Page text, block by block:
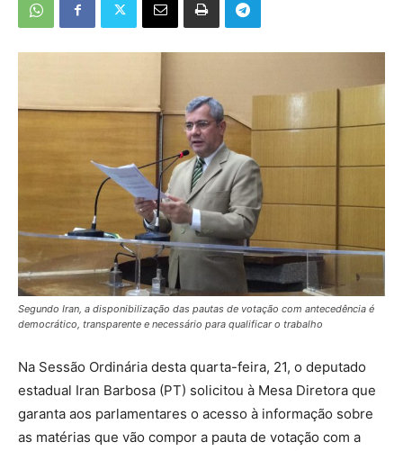
Segundo Iran, a disponibilização das pautas de votação com antecedência é
democrático, transparente e necessário para qualificar o trabalho
Na Sessão Ordinária desta quarta-feira, 21, o deputado
estadual Iran Barbosa (PT) solicitou à Mesa Diretora que
garanta aos parlamentares o acesso à informação sobre
as matérias que vão compor a pauta de votação com a